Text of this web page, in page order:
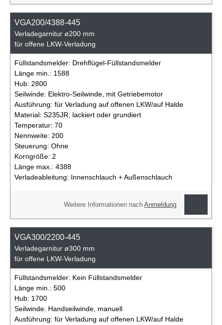
VGA200/4388-445
Verladegarnitur ø200 mm
für offene LKW-Verladung
Füllstandsmelder: Drehflügel-Füllstandsmelder
Länge min.: 1588
Hub: 2800
Seilwinde: Elektro-Seilwinde, mit Getriebemotor
Ausführung: für Verladung auf offenen LKW/auf Halde
Material: S235JR, lackiert oder grundiert
Temperatur: 70
Nennweite: 200
Steuerung: Ohne
Korngröße: 2
Länge max.: 4388
Verladeableitung: Innenschlauch + Außenschlauch
Weitere Informationen nachAnmeldung
VGA300/2200-445
Verladegarnitur ø300 mm
für offene LKW-Verladung
Füllstandsmelder: Kein Füllstandsmelder
Länge min.: 500
Hub: 1700
Seilwinde: Handseilwinde, manuell
Ausführung: für Verladung auf offenen LKW/auf Halde